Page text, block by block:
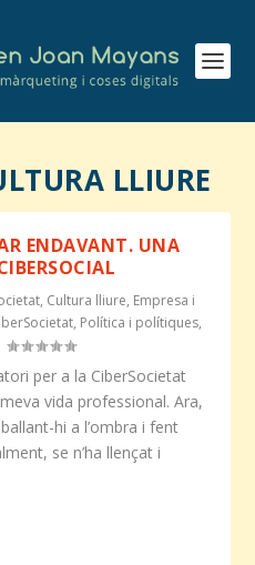
LLIURE
ENDAVANT. UNA
, Cultura lliure, Empresa i
, Política i polítiques,
|
per a la CiberSocietat
vida professional. Ara,
hi a l’ombra i fent
se n’ha llençat i